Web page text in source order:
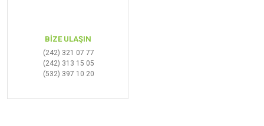
BİZE ULAŞIN
(242) 321 07 77
(242) 313 15 05
(532) 397 10 20